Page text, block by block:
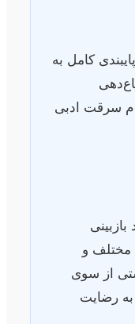
پایبندی کامل به
سرقت ادبی
بازبینی
و
از سوی
به رضایت